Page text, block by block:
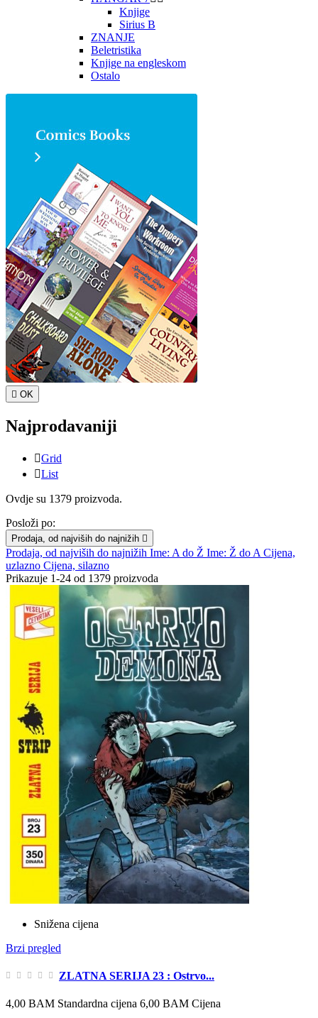
Knjige
Sirius B
ZNANJE
Beletristika
Knjige na engleskom
Ostalo
 OK
Najprodavaniji
Grid
List
Ovdje su 1379 proizvoda.
Posloži po:
Prodaja, od najviših do najnižih 
Prodaja, od najviših do najnižih Ime: A do Ž Ime: Ž do A Cijena,
uzlazno Cijena, silazno
Prikazuje 1-24 od 1379 proizvoda
Snižena cijena
Brzi pregled
ZLATNA SERIJA 23 : Ostrvo...
4,00 BAM Standardna cijena 6,00 BAM Cijena